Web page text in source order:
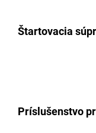
Štartovacia
Príslušenstvo